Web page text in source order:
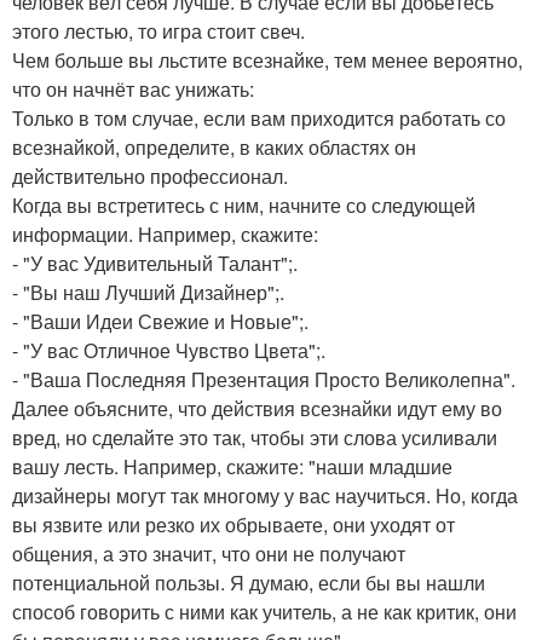
этого лестью, то игра стоит свеч.
Чем больше вы льстите всезнайке, тем менее вероятно,
что он начнёт вас унижать:
Только в том случае, если вам приходится работать со
всезнайкой, определите, в каких областях он
действительно профессионал.
Когда вы встретитесь с ним, начните со следующей
информации. Например, скажите:
- "У вас Удивительный Талант";.
- "Вы наш Лучший Дизайнер";.
- "Ваши Идеи Свежие и Новые";.
- "У вас Отличное Чувство Цвета";.
- "Ваша Последняя Презентация Просто Великолепна".
Далее объясните, что действия всезнайки идут ему во
вред, но сделайте это так, чтобы эти слова усиливали
вашу лесть. Например, скажите: "наши младшие
дизайнеры могут так многому у вас научиться. Но, когда
вы язвите или резко их обрываете, они уходят от
общения, а это значит, что они не получают
потенциальной пользы. Я думаю, если бы вы нашли
способ говорить с ними как учитель, а не как критик, они